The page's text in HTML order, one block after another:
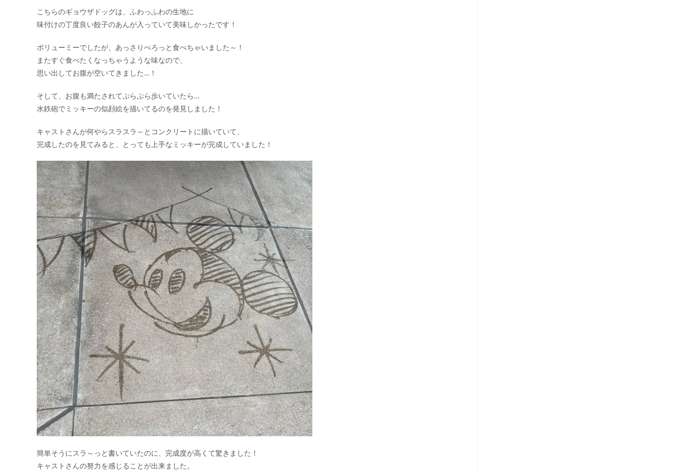
こちらのギョウザドッグは、ふわっふわの生地に
味付けの丁度良い餃子のあんが入っていて美味しかったです！
ボリューミーでしたが、あっさりぺろっと食べちゃいました～！
またすぐ食べたくなっちゃうような味なので、
思い出してお腹が空いてきました…！
そして、お腹も満たされてぷらぷら歩いていたら…
水鉄砲でミッキーの似顔絵を描いてるのを発見しました！
キャストさんが何やらスラスラ～とコンクリートに描いていて、
完成したのを見てみると、とっても上手なミッキーが完成していました！
簡単そうにスラ～っと書いていたのに、完成度が高くて驚きました！
キャストさんの努力を感じることが出来ました。